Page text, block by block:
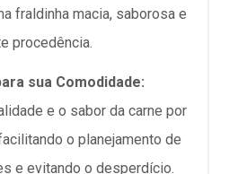
fraldinha macia, saborosa e
procedência.
sua Comodidade:
e o sabor da carne por
o planejamento de
e evitando o desperdício.